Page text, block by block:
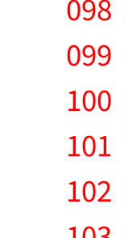
098
099
100
101
102